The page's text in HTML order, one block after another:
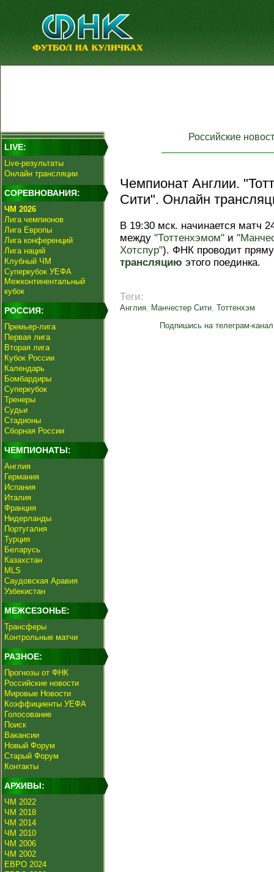
LIVE:
Live-результаты
Онлайн трансляции
СОРЕВНОВАНИЯ:
ЧМ 2026
Лига чемпионов
Лига Европы
Лига конференций
Лига наций
Клубный ЧМ
Суперкубок УЕФА
Межконтинентальный
кубок
РОССИЯ:
Премьер-лига
Первая лига
Вторая лига
Кубок России
Календарь
Бомбардиры
Суперкубок
Тренеры
Судьи
Стадионы
Сборная России
ЧЕМПИОНАТЫ:
Англия
Германия
Испания
Италия
Франция
Нидерланды
Португалия
Турция
Беларусь
Казахстан
MLS
Саудовская Аравия
Узбекистан
МЕЖСЕЗОНЬЕ:
Трансферы
Контрольные матчи
РАЗНОЕ:
Прогнозы от ФНК
Российские новости
Мировые Новости
Коэффициенты УЕФА
Голосование
Поиск
Вакансии
Новый Форум
Старый Форум
Контакты
АРХИВЫ:
ЧМ 2022
ЧМ 2018
ЧМ 2014
ЧМ 2010
ЧМ 2006
ЧМ 2002
ЕВРО 2024
Российские
Чемпионат Англии.
Сити". Онлайн
В 19:30 мск. начинается матч
между "Тоттенхэмом" и
Хотспур"). ФНК проводит
трансляцию этого поединка.
Теги:
Англия, Манчестер Сити, Тоттенхэм
Подпишись на телеграм-